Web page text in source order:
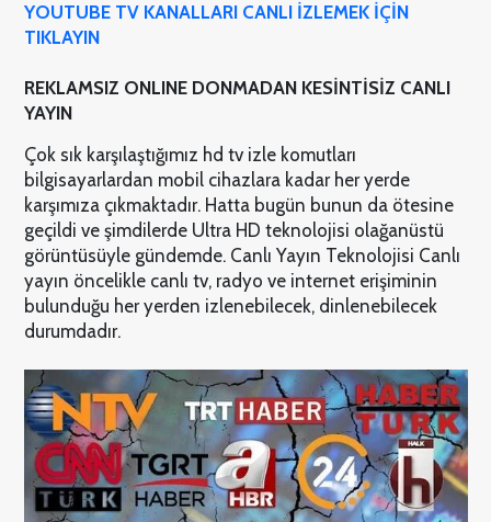
YOUTUBE TV KANALLARI CANLI İZLEMEK İÇİN
TIKLAYIN
REKLAMSIZ ONLINE DONMADAN KESİNTİSİZ CANLI
YAYIN
Çok sık karşılaştığımız hd tv izle komutları
bilgisayarlardan mobil cihazlara kadar her yerde
karşımıza çıkmaktadır. Hatta bugün bunun da ötesine
geçildi ve şimdilerde Ultra HD teknolojisi olağanüstü
görüntüsüyle gündemde. Canlı Yayın Teknolojisi Canlı
yayın öncelikle canlı tv, radyo ve internet erişiminin
bulunduğu her yerden izlenebilecek, dinlenebilecek
durumdadır.